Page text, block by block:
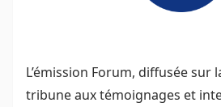
L’émission Forum, diffusée sur
tribune aux témoignages et